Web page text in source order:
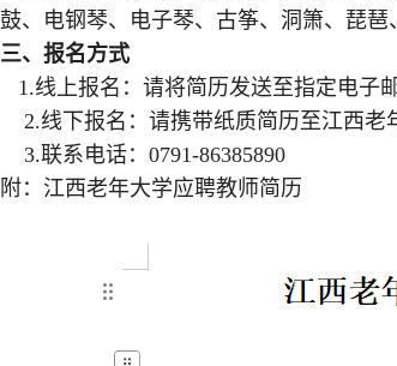
鼓、电钢琴、电子琴、古筝、洞箫、琵琶、
三、报名方式
1.线上报名：请将简历发送至指定电子邮
2.线下报名：请携带纸质简历至江西老
3.联系电话： 0791-86385890
附：江西老年大学应聘教师简历